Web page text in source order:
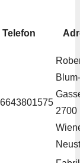
Telefon
Blum-
2700